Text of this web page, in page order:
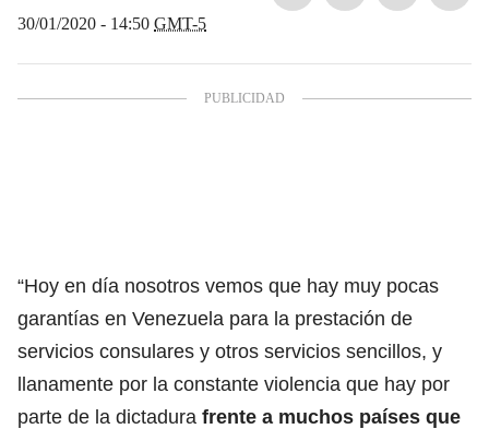
30/01/2020 - 14:50 GMT-5
“Hoy en día nosotros vemos que hay muy pocas
garantías en Venezuela para la prestación de
servicios consulares y otros servicios sencillos, y
llanamente por la constante violencia que hay por
parte de la dictadura frente a muchos países que